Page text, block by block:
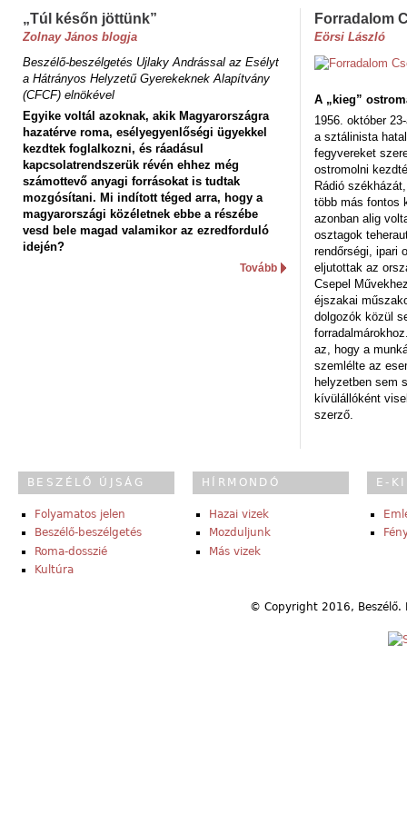
„Túl későn jöttünk”
Zolnay János blogja
Beszélő-beszélgetés Ujlaky Andrással az Esélyt
a Hátrányos Helyzetű Gyerekeknek Alapítvány
(CFCF) elnökével
Egyike voltál azoknak, akik Magyarországra
hazatérve roma, esélyegyenlőségi ügyekkel
kezdtek foglalkozni, és ráadásul
kapcsolatrendszerük révén ehhez még
számottevő anyagi forrásokat is tudtak
mozgósítani. Mi indított téged arra, hogy a
magyarországi közéletnek ebbe a részébe
vesd bele magad valamikor az ezredforduló
idején?
Tovább
Forradalom
Eörsi László
A „kieg”
1956. október
a sztálinista
fegyvereket
ostromolni
Rádió
több más fontos
azonban alig
osztagok
rendőrségi, ipari
eljutottak az
Csepel
éjszakai
dolgozók közül
az, hogy a
szemlélte az
helyzetben sem
kívülállóként
szerző.
BESZÉLŐ ÚJSÁG
Folyamatos jelen
Beszélő-beszélgetés
Roma-dosszié
Kultúra
HÍRMONDÓ
Hazai vizek
Mozduljunk
Más vizek
E-
© Copyright 2016,